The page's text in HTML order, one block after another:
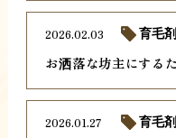
お洒落な坊主にする
2026.02.03 育毛剤
2026.01.27 育毛剤